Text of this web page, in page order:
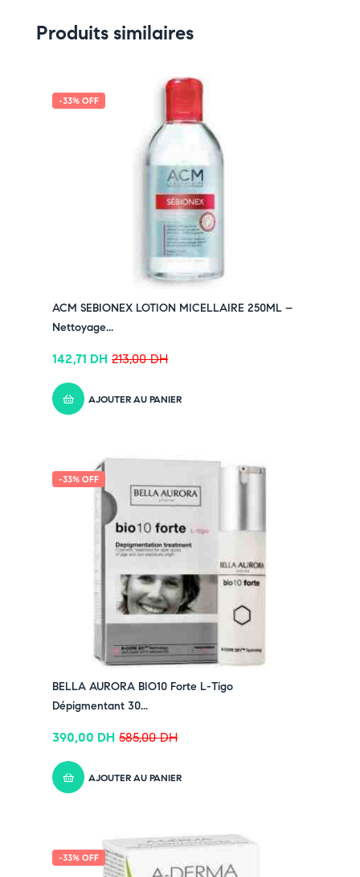
Les avantages du URIAGE Eau Thermale SPF20
➤ Protection solaire SPF20 contre les UVA et UVB
➤ Texture légère, rapidement absorbée
➤ Illumine et adoucit la peau
➤ Convient aux peaux sensibles
✔ Pour découvrir nos offres et promotions du
✔ Suivez-nous sur TikTok – cliquez ici
✔ Rejoignez-nous sur Instagram –
Produits similaires
-33% OFF
ACM SEBIONEX LOTION MICELLAIRE 250ML –
Nettoyage...
213,00DH
142,71 DH
AJOUTER AU PANIER
-33% OFF
BELLA AURORA BIO10 Forte L-Tigo
Dépigmentant 30...
585,00DH
390,00 DH
AJOUTER AU PANIER
-33% OFF